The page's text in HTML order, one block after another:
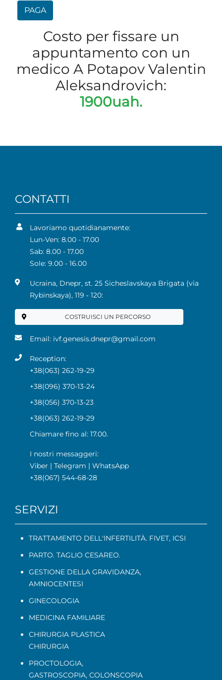
PAGA
Costo per fissare un
appuntamento con un
medico A Potapov Valentin
Aleksandrovich:
1900uah.
CONTATTI
Lavoriamo quotidianamente:
Lun-Ven: 8.00 - 17.00
Sab: 8.00 - 17.00
Sole: 9.00 - 16.00
Ucraina, Dnepr, st. 25 Sicheslavskaya Brigata (via
Rybinskaya), 119 ‑ 120:
COSTRUISCI UN PERCORSO
Email: ivf.genesis.dnepr@gmail.com
Reception:
+38(063) 262-19-29
+38(096) 370-13-24
+38(056) 370-13-23
+38(063) 262-19-29
Chiamare fino al: 17.00.
I nostri messaggeri:
Viber | Telegram | WhatsApp
+38(067) 544-68-28
SERVIZI
TRATTAMENTO DELL'INFERTILITÀ. FIVET, ICSI
PARTO. TAGLIO CESAREO.
GESTIONE DELLA GRAVIDANZA,
AMNIOCENTESI
GINECOLOGIA
MEDICINA FAMILIARE
CHIRURGIA PLASTICA
CHIRURGIA
PROCTOLOGIA,
GASTROSCOPIA, COLONSCOPIA